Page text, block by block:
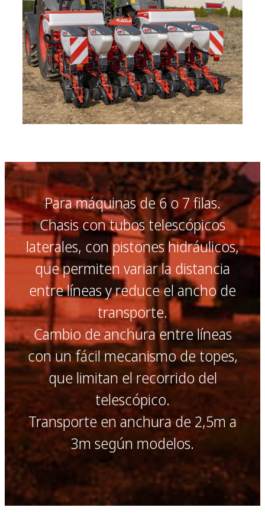
Para máquinas de 6 o 7 filas.
Chasis con tubos telescópicos
laterales, con pistones hidráulicos,
que permiten variar la distancia
entre líneas y reduce el ancho de
transporte.
Cambio de anchura entre líneas
con un fácil mecanismo de topes,
que limitan el recorrido del
telescópico.
Transporte en anchura de 2,5m a
3m según modelos.